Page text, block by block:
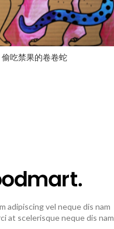
偷吃禁果的卷卷蛇
adipiscing vel neque dis nam
at scelerisque neque dis nam